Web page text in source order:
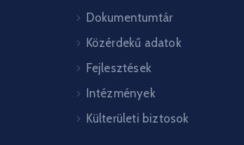
Dokumentumtár
Közérdekű adatok
Fejlesztések
Intézmények
Külterületi biztosok